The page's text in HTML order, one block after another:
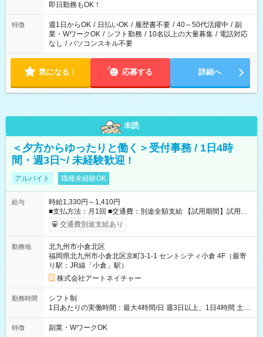
即日勤務もOK！
特徴 週1日からOK / 日払いOK / 履歴書不要 / 40～50代活躍中 / 副
業・WワークOK / シフト勤務 / 10名以上の大量募集 / 電話対応
なし / パソコンスキル不要
気になる！ 応募する 詳細へ
未読
＜夕方からゆったりと働く＞受付事務 / 1日4時
間・週3日~/ 未経験歓迎 !
アルバイト 職種未経験OK
給与
時給1,330円～1,410円
■支払方法：月1回 ■交通費：別途全額支給 【試用期間】試用期
間あり 試用期間の長さ：6ヶ月 雇用形態、給与は本採用時と同
じです。
交通費別途支給あり
勤務地
北九州市小倉北区
福岡県北九州市小倉北区京町3-1-1 セントシティ小倉 4F（最寄
り駅：JR線「小倉」駅）
株式会社アートネイチャー
勤務時間
シフト制
1日あたりの実働時間：最大4時間/日 週3日以上、1日4時間 土曜
や日曜のお休みも応相談 16:05～20:05 「昼間のレジの仕事とW
ワークで働きたい」 「夕食後の空いている時間を有効活用した
特徴 副業・WワークOK